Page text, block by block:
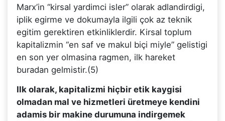
Marx’in “kirsal yardimci isler” olarak adlandirdigi,
iplik egirme ve dokumayla ilgili çok az teknik
egitim gerektiren etkinliklerdir. Kirsal toplum
kapitalizmin “en saf ve makul biçi miyle” gelistigi
en son yer olmasina ragmen, ilk hareket
buradan gelmistir.(5)
Ilk olarak, kapitalizmi hiçbir etik kaygisi
olmadan mal ve hizmetleri üretmeye kendini
adamis bir makine durumuna indirgemek